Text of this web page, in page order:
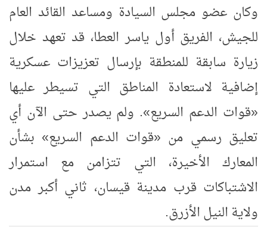
وكان عضو مجلس السيادة ومساعد القائد العام
للجيش، الفريق أول ياسر العطا، قد تعهد خلال
زيارة سابقة للمنطقة بإرسال تعزيزات عسكرية
إضافية لاستعادة المناطق التي تسيطر عليها
«قوات الدعم السريع». ولم يصدر حتى الآن أي
تعليق رسمي من «قوات الدعم السريع» بشأن
المعارك الأخيرة، التي تتزامن مع استمرار
الاشتباكات قرب مدينة قيسان، ثاني أكبر مدن
ولاية النيل الأزرق.